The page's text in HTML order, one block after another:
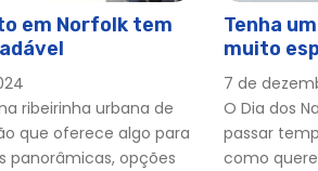
- Cruzeiros de cidade
de Norfolk
Norfolk Crab Leg Lunch Lise |
- Experiências da cidade
Experiências da cidade
em Norfolk tem
ribeirinha urbana de
que oferece algo para
panorâmicas, opções
Tenha
muito
Norfolk
7 de
O Dia dos
passar
como